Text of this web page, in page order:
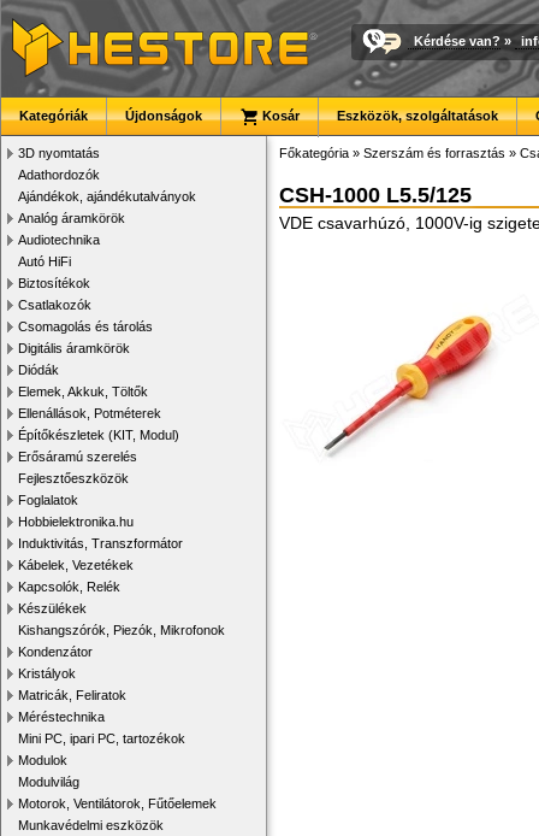
Kérdése van? »
Kategóriák Újdonságok Kosár Eszközök, szolgáltatások
3D nyomtatás
Adathordozók
Ajándékok, ajándékutalványok
Analóg áramkörök
Audiotechnika
Autó HiFi
Biztosítékok
Csatlakozók
Csomagolás és tárolás
Digitális áramkörök
Diódák
Elemek, Akkuk, Töltők
Ellenállások, Potméterek
Építőkészletek (KIT, Modul)
Erősáramú szerelés
Fejlesztőeszközök
Foglalatok
Hobbielektronika.hu
Induktivitás, Transzformátor
Kábelek, Vezetékek
Kapcsolók, Relék
Készülékek
Kishangszórók, Piezók, Mikrofonok
Kondenzátor
Kristályok
Matricák, Feliratok
Méréstechnika
Mini PC, ipari PC, tartozékok
Modulok
Modulvilág
Motorok, Ventilátorok, Fűtőelemek
Munkavédelmi eszközök
Főkategória » Szerszám és forrasztás »
CSH-1000 L5.5/125
VDE csavarhúzó, 1000V-ig